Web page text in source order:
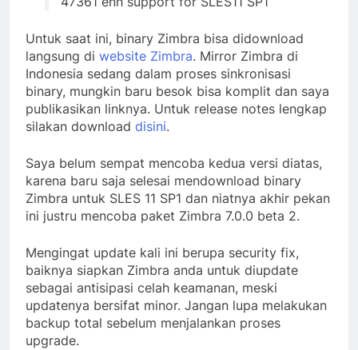
Untuk saat ini, binary Zimbra bisa didownload
langsung di website Zimbra. Mirror Zimbra di
Indonesia sedang dalam proses sinkronisasi
binary, mungkin baru besok bisa komplit dan saya
publikasikan linknya. Untuk release notes lengkap
silakan download disini.
Saya belum sempat mencoba kedua versi diatas,
karena baru saja selesai mendownload binary
Zimbra untuk SLES 11 SP1 dan niatnya akhir pekan
ini justru mencoba paket Zimbra 7.0.0 beta 2.
Mengingat update kali ini berupa security fix,
baiknya siapkan Zimbra anda untuk diupdate
sebagai antisipasi celah keamanan, meski
updatenya bersifat minor. Jangan lupa melakukan
backup total sebelum menjalankan proses
upgrade.